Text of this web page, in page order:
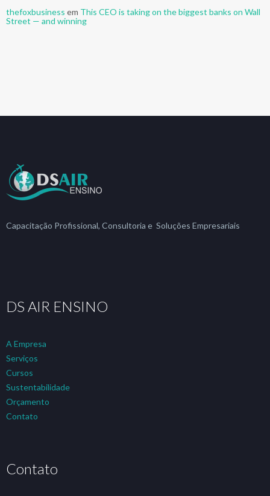
thefoxbusiness em This CEO is taking on the biggest banks on Wall
Street — and winning
Capacitação Profissional, Consultoria e Soluções Empresariais
DS AIR ENSINO
A Empresa
Serviços
Cursos
Sustentabilidade
Orçamento
Contato
Contato